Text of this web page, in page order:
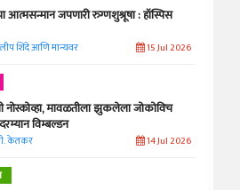
आत्मसन्मान जपणारी रुग्णशुश्रूषा : हॉस्पिस
शिंदे आणि मान्यवर 15 Jul 2026
नोस्कोव्हा, मावळतीला झुकलेला जोकोविच
विम्बल्डन
केतकर 14 Jul 2026